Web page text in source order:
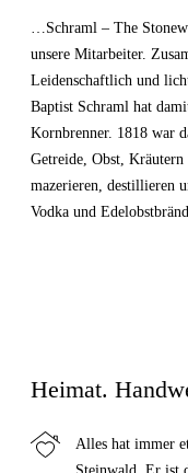
…Schraml – The
unsere Mitarbeiter.
Leidenschaftlich und
Baptist Schraml hat
Kornbrenner. 1818 war
Getreide, Obst,
mazerieren, destillieren
Vodka und
Heimat.
Alles hat immer